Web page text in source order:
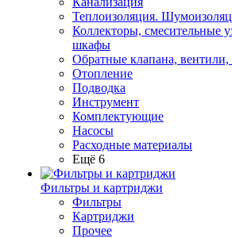
Теплоизоляция.
Коллекторы, смесительные
шкафы
Обратные клапана, вентили,
Отопление
Подводка
Инструмент
Комплектующие
Насосы
Расходные материалы
Ещё 6
Фильтры и картриджи
Фильтры
Картриджи
Прочее